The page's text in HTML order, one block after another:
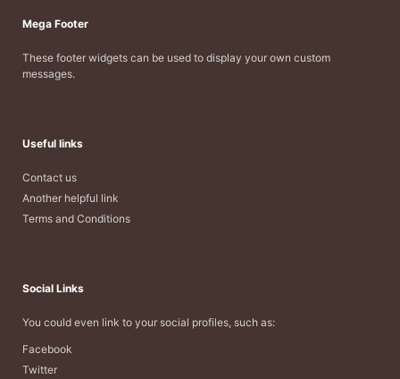
Mega Footer
These footer widgets can be used to display your own custom
messages.
Useful links
Contact us
Another helpful link
Terms and Conditions
Social Links
You could even link to your social profiles, such as:
Facebook
Twitter